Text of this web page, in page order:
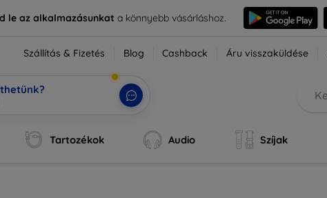
le az alkalmazásunkata könnyebb vásárláshoz.
Szállítás & Fizetés Blog Cashback Áru visszaküldése
Tartozékok Audio Szíjak